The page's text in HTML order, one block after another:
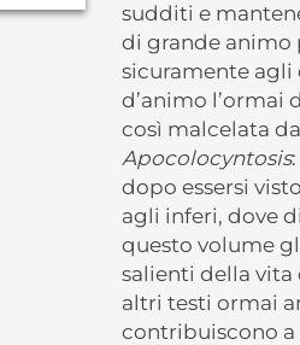
sudditi e
di grande animo
sicuramente agli
d’animo l’ormai
così malcelata
Apocolocyntosis
dopo essersi
agli inferi, dove
questo volume
salienti della vita
altri testi ormai
contribuiscono a